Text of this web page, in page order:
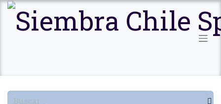
Ir al contenido